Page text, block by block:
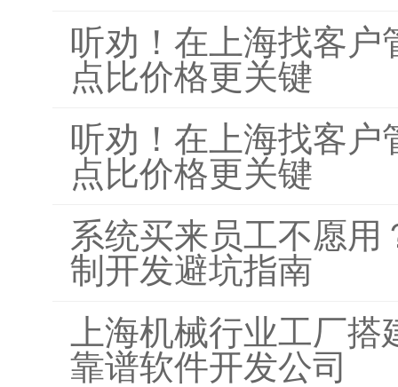
听劝！在上海找客户
点比价格更关键
听劝！在上海找客户
点比价格更关键
系统买来员工不愿
制开发避坑指南
上海机械行业工厂
靠谱软件开发公司